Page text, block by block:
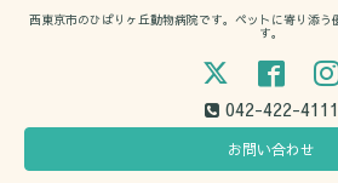
西東京市のひばりヶ丘動物病院です。ペットに寄り添う
す。
042-422-4111
お問い合わせ